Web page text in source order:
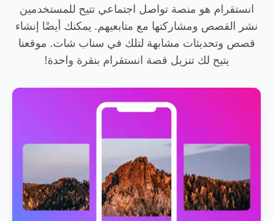
انستقرام هو منصة تواصل اجتماعي تتيح للمستخدمين
نشر القصص ومشاركتها مع متابعيهم. يمكنك أيضًا إنشاء
قصص وتحديثات مشابهة لتلك في سناب شات. موقعنا
يتيح لك تنزيل قصة انستقرام بنقرة واحدة!